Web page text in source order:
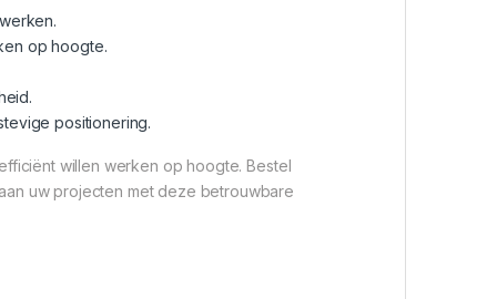
op hoogte.
positionering.
willen werken op hoogte. Bestel
uw projecten met deze betrouwbare